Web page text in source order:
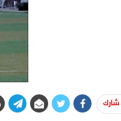
شارك